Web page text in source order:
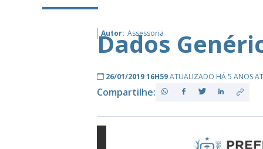
Autor: Assessoria
Dados
26/01/2019 16H59ATUALIZADO HÁ 5 ANOS
Compartilhe: